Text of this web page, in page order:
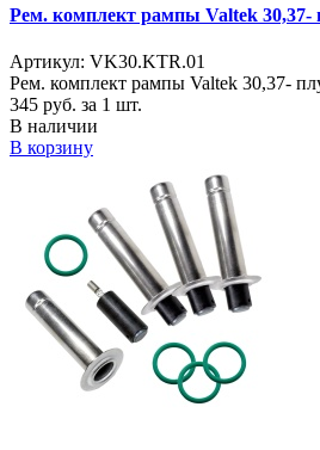
Рем. комплект рампы Valtek 30,37-
Артикул: VK30.KTR.01
Рем. комплект рампы Valtek 30,37-
345 руб. за 1 шт.
В наличии
В корзину